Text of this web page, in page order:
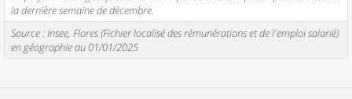
la dernière semaine de décembre.
Source : Insee, Flores (Fichier localisé des rémunérations et de l'emploi salarié)
en géographie au 01/01/2025